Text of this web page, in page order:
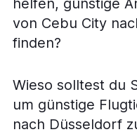
Flüge nach Dubai
Flüge nach Lissabon
Flüge nach Zürich
Flüge nach New York
Flüge nach Berlin
helfen, günstige
von Cebu City
finden?
Wieso solltest du
um günstige
nach Düsseldorf